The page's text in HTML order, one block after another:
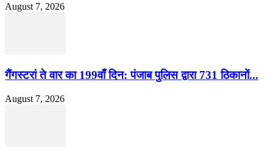
August 7, 2026
गैंगस्टरां ते वार का 199वाँ दिन: पंजाब पुलिस द्वारा 731 ठिकानों...
August 7, 2026